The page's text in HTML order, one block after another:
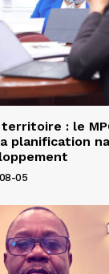
: le
planification
05